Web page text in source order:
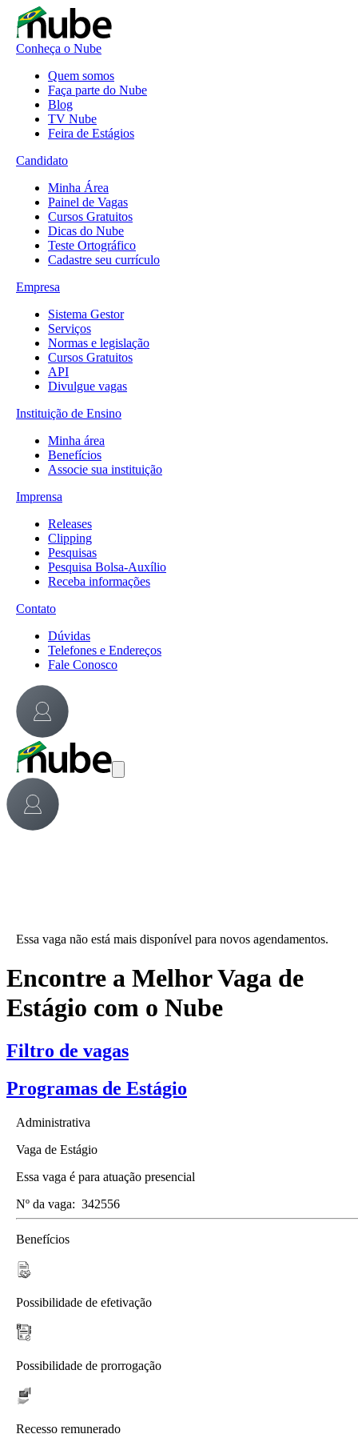
Conheça o Nube
Quem somos
Faça parte do Nube
Blog
TV Nube
Feira de Estágios
Candidato
Minha Área
Painel de Vagas
Cursos Gratuitos
Dicas do Nube
Teste Ortográfico
Cadastre seu currículo
Empresa
Sistema Gestor
Serviços
Normas e legislação
Cursos Gratuitos
API
Divulgue vagas
Instituição de Ensino
Minha área
Benefícios
Associe sua instituição
Imprensa
Releases
Clipping
Pesquisas
Pesquisa Bolsa-Auxílio
Receba informações
Contato
Dúvidas
Telefones e Endereços
Fale Conosco
Essa vaga não está mais disponível para novos agendamentos.
Encontre a Melhor Vaga de
Estágio com o Nube
Filtro de vagas
Programas de Estágio
Administrativa
Vaga de Estágio
Essa vaga é para atuação presencial
Nº da vaga: 342556
Benefícios
Possibilidade de efetivação
Possibilidade de prorrogação
Recesso remunerado